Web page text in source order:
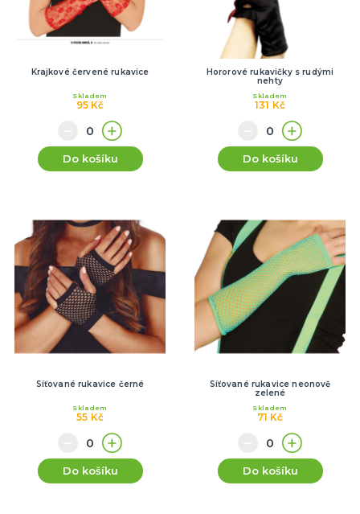
Krajkové červené rukavice
95 Kč
Skladem
Do košíku
Hororové rukavičky s rudými
nehty
131 Kč
Skladem
Do košíku
Síťované rukavice černé
55 Kč
Skladem
Do košíku
Síťované rukavice neonově
zelené
71 Kč
Skladem
Do košíku